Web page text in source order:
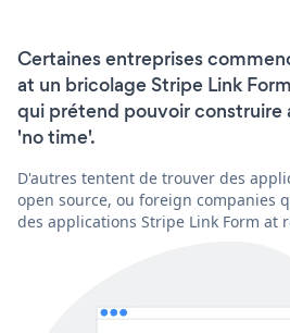
Certaines entreprises
at un bricolage Stripe Link
qui prétend pouvoir construire
'no time'.
D'autres tentent de trouver des
open source, ou foreign companies
des applications Stripe Link Form at